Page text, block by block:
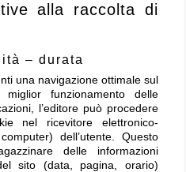
alla raccolta di
– durata
una navigazione ottimale sul
funzionamento delle
l’editore può procedere
nel ricevitore elettronico-
dell’utente. Questo
delle informazioni
sito (data, pagina, orario)